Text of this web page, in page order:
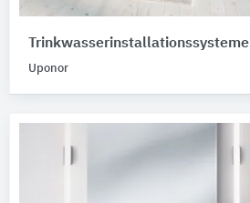
Trinkwasserinstallationssysteme
Uponor